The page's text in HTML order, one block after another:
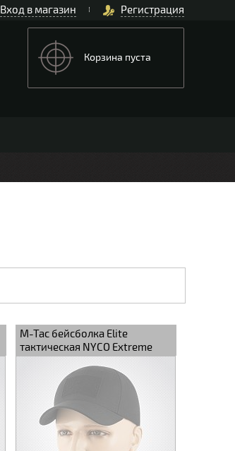
Вход в магазин Регистрация
Корзина пуста
M-Tac бейсболка Elite
тактическая NYCO Extreme
Black